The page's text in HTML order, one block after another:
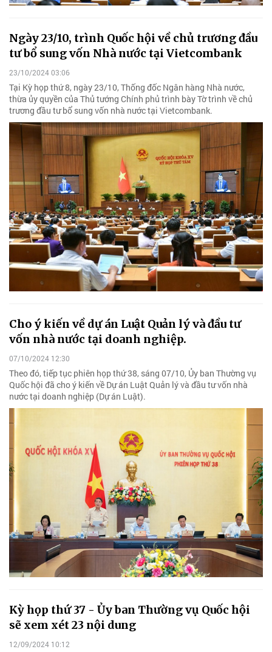
Ngày 23/10, trình Quốc hội về chủ trương đầu
tư bổ sung vốn Nhà nước tại Vietcombank
23/10/2024 03:06
Tại Kỳ họp thứ 8, ngày 23/10, Thống đốc Ngân hàng Nhà nước,
thừa ủy quyền của Thủ tướng Chính phủ trình bày Tờ trình về chủ
trương đầu tư bổ sung vốn nhà nước tại Vietcombank.
Cho ý kiến về dự án Luật Quản lý và đầu tư
vốn nhà nước tại doanh nghiệp.
07/10/2024 12:30
Theo đó, tiếp tục phiên họp thứ 38, sáng 07/10, Ủy ban Thường vụ
Quốc hội đã cho ý kiến về Dự án Luật Quản lý và đầu tư vốn nhà
nước tại doanh nghiệp (Dự án Luật).
Kỳ họp thứ 37 - Ủy ban Thường vụ Quốc hội
sẽ xem xét 23 nội dung
12/09/2024 10:12